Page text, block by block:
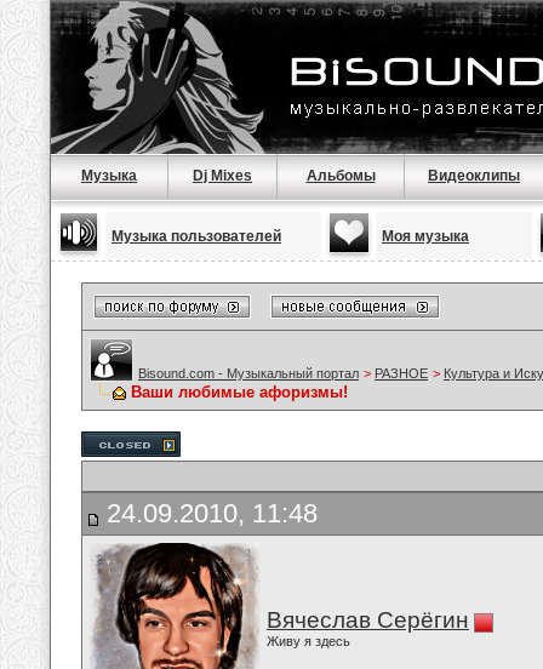
Музыка Dj Mixes Альбомы Видеоклипы
Музыка пользователей Моя музыка
Bisound.com - Музыкальный портал > РАЗНОЕ > Культура и
Ваши любимые афоризмы!
24.09.2010, 11:48
Вячеслав Серёгин
Живу я здесь